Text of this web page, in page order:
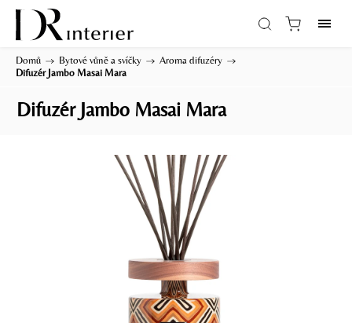
Domů / Bytové vůně a svíčky / Aroma difuzéry /
Difuzér Jambo Masai Mara
Difuzér Jambo Masai Mara